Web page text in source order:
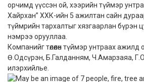
орчимд үүссэн ой, хээрийн түймэр
Хайрхан” ХХК-ийн 5 ажилтан сайн
түймрийн тархалтыг хязгаарлан бүрэн
нэмрээ орууллаа.
Компанийг төлөөлөн түймэр унтраах
Ө.Одсүрэн, Б.Галданням, Ч.Амарзаяа,
илэрхийлье.